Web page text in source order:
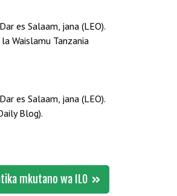
es Salaam, jana (LEO).
Waislamu Tanzania
es Salaam, jana (LEO).
Blog).
mkutano wa ILO